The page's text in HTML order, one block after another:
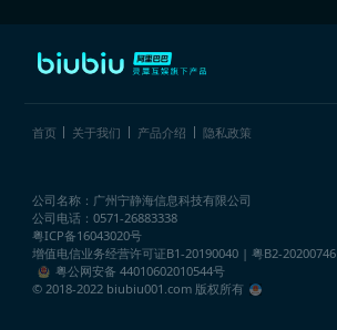
首页 关于我们 产品介绍 隐私政策
公司名称：广州宁静海信息科技有限公司
公司电话：0571-26883338
粤ICP备16043020号
增值电信业务经营许可证B1-20190040 | 粤B2-20200746
粤公网安备 44010602010544号
© 2018-2022 biubiu001.com 版权所有